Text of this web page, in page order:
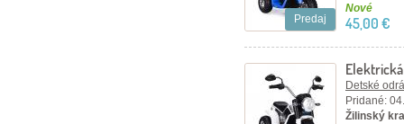
Predaj
Nové
45,00 €
Detské
Pridané:
Žilinský